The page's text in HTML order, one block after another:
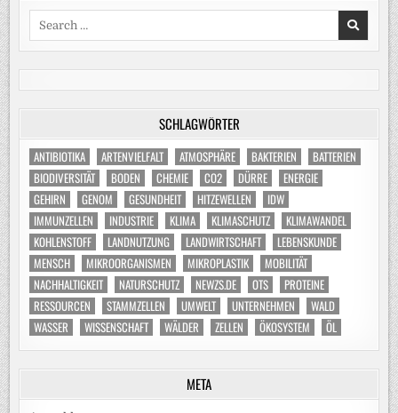
SCHLAGWÖRTER
ANTIBIOTIKA ARTENVIELFALT ATMOSPHÄRE BAKTERIEN
BATTERIEN
BIODIVERSITÄT
BODEN CHEMIE CO2 DÜRRE
ENERGIE
GEHIRN
GENOM GESUNDHEIT HITZEWELLEN
IDW
IMMUNZELLEN
INDUSTRIE KLIMA KLIMASCHUTZ
KLIMAWANDEL
KOHLENSTOFF
LANDNUTZUNG LANDWIRTSCHAFT
LEBENSKUNDE
MENSCH
MIKROORGANISMEN MIKROPLASTIK
MOBILITÄT
NACHHALTIGKEIT
NATURSCHUTZ NEWZS.DE OTS
PROTEINE
RESSOURCEN
STAMMZELLEN UMWELT UNTERNEHMEN
WALD
WASSER
WISSENSCHAFT WÄLDER ZELLEN ÖKOSYSTEM ÖL
META